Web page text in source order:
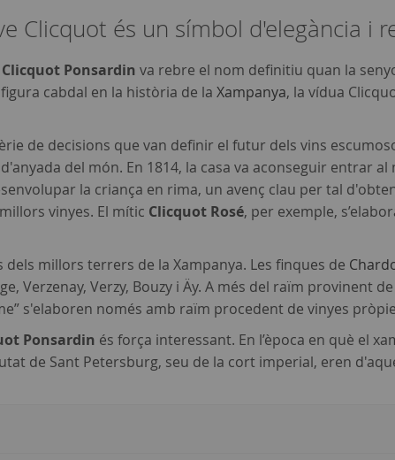
Clicquot és un símbol d'elegància i
Clicquot Ponsardin va rebre el nom definitiu quan la
cabdal en la història de la Xampanya, la vídua
de decisions que van definir el futur dels vins
del món. En 1814, la casa va aconseguir entrar
la criança en rima, un avenç clau per tal
vinyes. El mític Clicquot Rosé, per exemple,
dels millors terrers de la Xampanya. Les finques de
Verzenay, Verzy, Bouzy i Äy. A més del raïm provinent
s'elaboren només amb raïm procedent de vinyes
Ponsardin és força interessant. En l’època en què el
de Sant Petersburg, seu de la cort imperial, eren